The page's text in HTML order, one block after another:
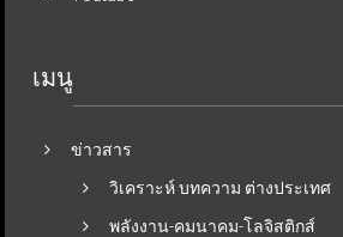
เมนู
ข่าวสาร
วิเคราะห์ บทความ ต่างประเทศ
พลังงาน-คมนาคม-โลจิสติกส์